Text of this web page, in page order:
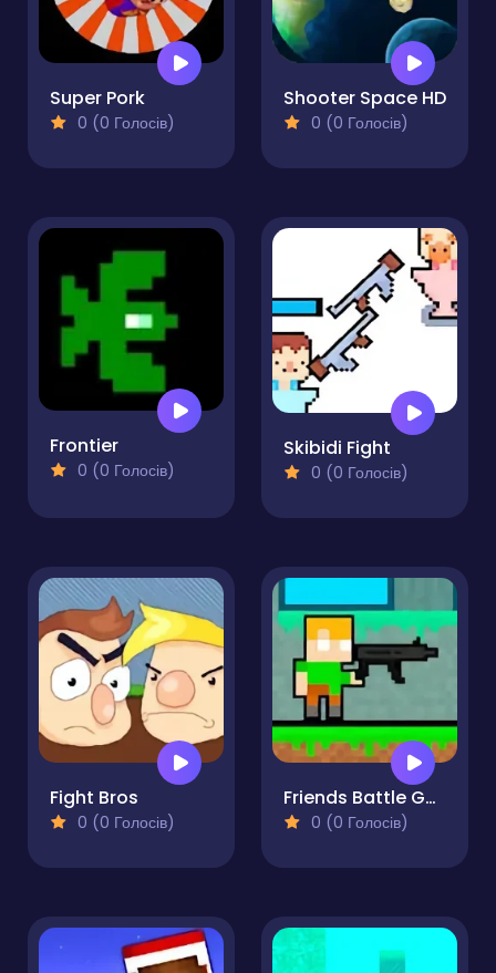
Super Pork
0 (0 Голосів)
Shooter Space HD
0 (0 Голосів)
Frontier
0 (0 Голосів)
Skibidi Fight
0 (0 Голосів)
Fight Bros
0 (0 Голосів)
Friends Battle Gunwars
0 (0 Голосів)